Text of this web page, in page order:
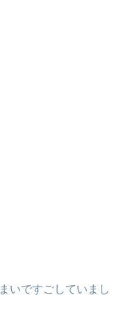
いですごしていまし